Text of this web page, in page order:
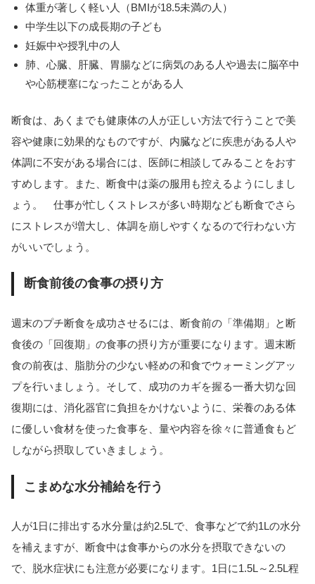
体重が著しく軽い人（BMIが18.5未満の人）
中学生以下の成長期の子ども
妊娠中や授乳中の人
肺、心臓、肝臓、胃腸などに病気のある人や過去に脳卒中
や心筋梗塞になったことがある人
断食は、あくまでも健康体の人が正しい方法で行うことで美
容や健康に効果的なものですが、内臓などに疾患がある人や
体調に不安がある場合には、医師に相談してみることをおす
すめします。また、断食中は薬の服用も控えるようにしまし
ょう。 仕事が忙しくストレスが多い時期なども断食でさら
にストレスが増大し、体調を崩しやすくなるので行わない方
がいいでしょう。
断食前後の食事の摂り方
週末のプチ断食を成功させるには、断食前の「準備期」と断
食後の「回復期」の食事の摂り方が重要になります。週末断
食の前夜は、脂肪分の少ない軽めの和食でウォーミングアッ
プを行いましょう。そして、成功のカギを握る一番大切な回
復期には、消化器官に負担をかけないように、栄養のある体
に優しい食材を使った食事を、量や内容を徐々に普通食もど
しながら摂取していきましょう。
こまめな水分補給を行う
人が1日に排出する水分量は約2.5Lで、食事などで約1Lの水分
を補えますが、断食中は食事からの水分を摂取できないの
で、脱水症状にも注意が必要になります。1日に1.5L～2.5L程